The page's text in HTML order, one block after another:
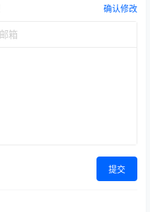
确认修改
提交